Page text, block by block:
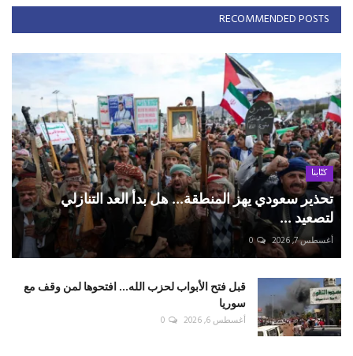
RECOMMENDED POSTS
كتّابنا
تحذير سعودي يهز المنطقة... هل بدأ العد التنازلي
لتصعيد ...
أغسطس 7, 2026 0
قبل فتح الأبواب لحزب الله... افتحوها لمن وقف مع
سوريا
أغسطس 6, 2026 0